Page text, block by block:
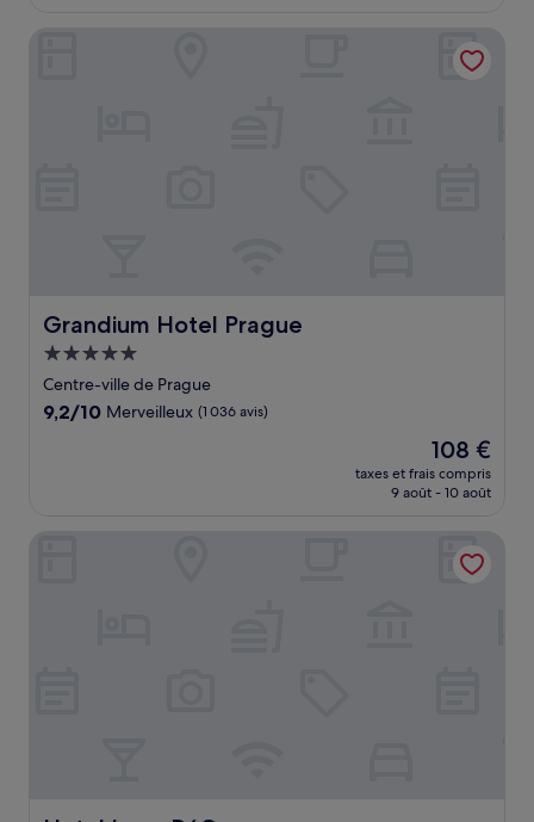
de
109 €
Grandium Hotel Prague
Grandium Hotel Prague
Hébergement
5.0 étoiles
Centre-ville de Prague
9.2
9,2/10 Merveilleux (1 036 avis)
Le
nouveau
prix
de
108 €
108 €
taxes et frais compris
9 août - 10 août